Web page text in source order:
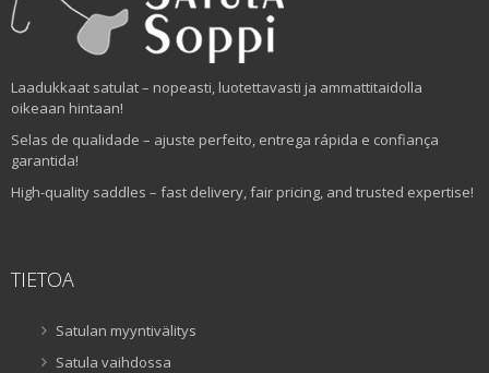
Laadukkaat satulat – nopeasti, luotettavasti ja ammattitaidolla
oikeaan hintaan!
Selas de qualidade – ajuste perfeito, entrega rápida e confiança
garantida!
High-quality saddles – fast delivery, fair pricing, and trusted expertise!
TIETOA
Satulan myyntivälitys
Satula vaihdossa